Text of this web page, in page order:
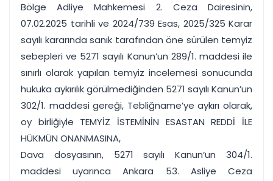
Bölge Adliye Mahkemesi 2. Ceza Dairesinin,
07.02.2025 tarihli ve 2024/739 Esas, 2025/325 Karar
sayılı kararında sanık tarafından öne sürülen temyiz
sebepleri ve 5271 sayılı Kanun’un 289/1. maddesi ile
sınırlı olarak yapılan temyiz incelemesi sonucunda
hukuka aykırılık görülmediğinden 5271 sayılı Kanun’un
302/1. maddesi gereği, Tebliğname’ye aykırı olarak,
oy birliğiyle TEMYİZ İSTEMİNİN ESASTAN REDDİ İLE
HÜKMÜN ONANMASINA,
Dava dosyasının, 5271 sayılı Kanun’un 304/1.
maddesi uyarınca Ankara 53. Asliye Ceza